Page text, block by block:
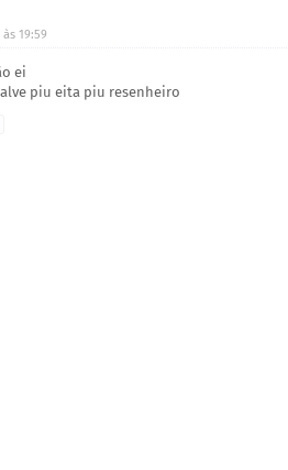
19:59
ei
piu eita piu resenheiro